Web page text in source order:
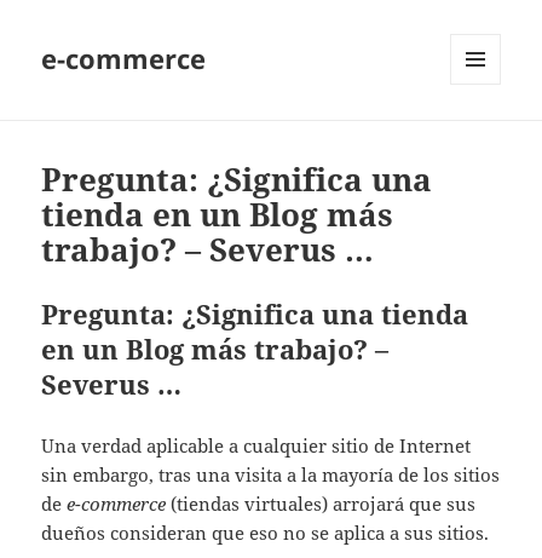
e-commerce
Pregunta: ¿Significa una
tienda en un Blog más
trabajo? – Severus …
Pregunta: ¿Significa una tienda
en un Blog más trabajo? –
Severus …
Una verdad aplicable a cualquier sitio de Internet
sin embargo, tras una visita a la mayoría de los sitios
dee-commerce (tiendas virtuales) arrojará que sus
dueños consideran que eso no se aplica a sus sitios.